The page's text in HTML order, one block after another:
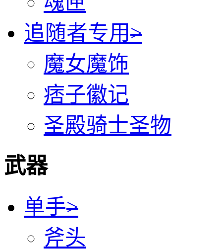
追随者专用>
魔女魔饰
痞子徽记
圣殿骑士圣物
武器
单手>
斧头